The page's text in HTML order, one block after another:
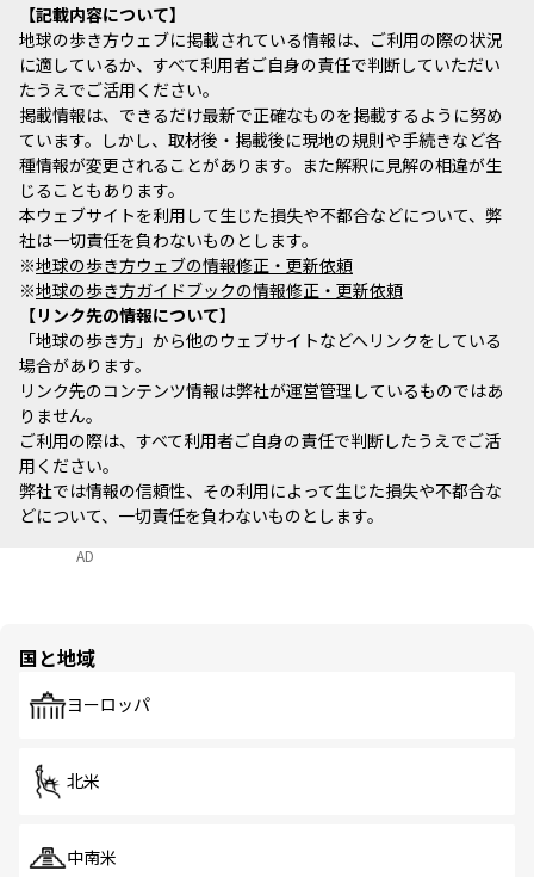
記載内容について
地球の歩き方ウェブに掲載されている情報は、ご利用の際の状況
に適しているか、すべて利用者ご自身の責任で判断していただい
たうえでご活用ください。
掲載情報は、できるだけ最新で正確なものを掲載するように努め
ています。しかし、取材後・掲載後に現地の規則や手続きなど各
種情報が変更されることがあります。また解釈に見解の相違が生
じることもあります。
本ウェブサイトを利用して生じた損失や不都合などについて、弊
社は一切責任を負わないものとします。
※地球の歩き方ウェブの情報修正・更新依頼
※地球の歩き方ガイドブックの情報修正・更新依頼
リンク先の情報について
「地球の歩き方」から他のウェブサイトなどへリンクをしている
場合があります。
リンク先のコンテンツ情報は弊社が運営管理しているものではあ
りません。
ご利用の際は、すべて利用者ご自身の責任で判断したうえでご活
用ください。
弊社では情報の信頼性、その利用によって生じた損失や不都合な
どについて、一切責任を負わないものとします。
AD
国と地域
ヨーロッパ
北米
中南米